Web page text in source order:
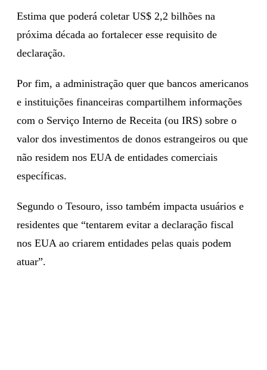
Estima que poderá coletar US$ 2,2 bilhões na
próxima década ao fortalecer esse requisito de
declaração.
Por fim, a administração quer que bancos americanos
e instituições financeiras compartilhem informações
com o Serviço Interno de Receita (ou IRS) sobre o
valor dos investimentos de donos estrangeiros ou que
não residem nos EUA de entidades comerciais
específicas.
Segundo o Tesouro, isso também impacta usuários e
residentes que “tentarem evitar a declaração fiscal
nos EUA ao criarem entidades pelas quais podem
atuar”.